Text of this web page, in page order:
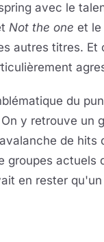
avec le
Not the one et
autres titres.
du
y retrouve un
de
groupes actuels
en rester